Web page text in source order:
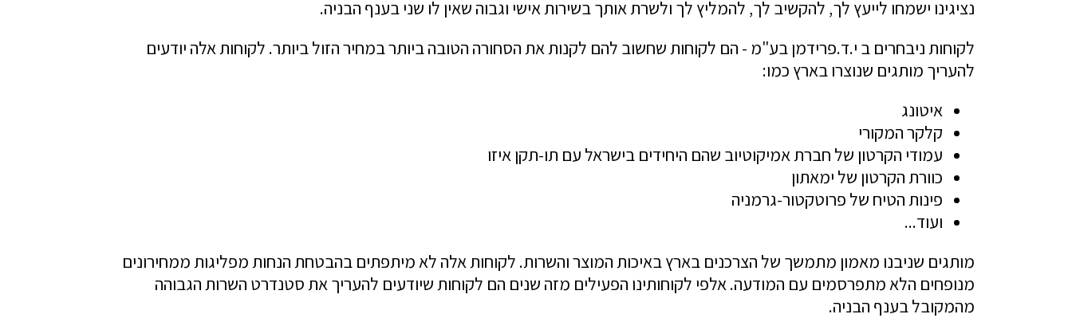
נציגינו ישמחו לייעץ לך, להקשיב לך, להמליץ לך ולשרת אותך בשירות אישי וגבוה שאין לו שני בענף הבניה.
לקוחות ניבחרים ב י.ד.פרידמן בע"מ - הם לקוחות שחשוב להם לקנות את הסחורה הטובה ביותר במחיר הזול ביותר. לקוחות אלה יודעים
להעריך מותגים שנוצרו בארץ כמו:
איטונג
קלקר המקורי
עמודי הקרטון של חברת אמיקוטיוב שהם היחידים בישראל עם תו-תקן איזו
כוורת הקרטון של ימאתון
פינות הטיח של פרוטקטור-גרמניה
ועוד...
מותגים שניבנו מאמון מתמשך של הצרכנים בארץ באיכות המוצר והשרות. לקוחות אלה לא מיתפתים בהבטחת הנחות מפליגות ממחירונים
מנופחים הלא מתפרסמים עם המודעה. אלפי לקוחותינו הפעילים מזה שנים הם לקוחות שיודעים להעריך את סטנדרט השרות הגבוהה
מהמקובל בענף הבניה.